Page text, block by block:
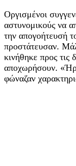
Οργισμένοι
αστυνομικούς να
την απογοήτευσή
προστάτευσαν.
κινήθηκε προς
αποχωρήσουν.
φώναζαν